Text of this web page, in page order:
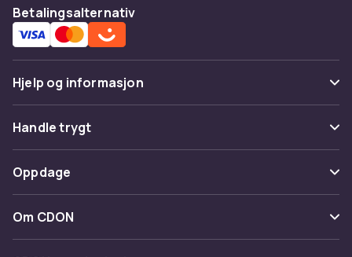
Betalingsalternativ
Hjelp og informasjon
Vanlige spørsmål
Spor pakke
Angre & returner her
Kontakt oss
Handle trygt
Betaling
Levering
Oppdage
Kategorier
Varemerker
Om CDON